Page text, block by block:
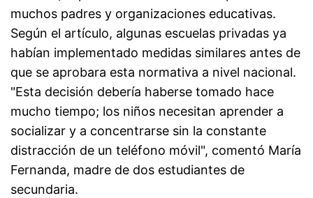
muchos padres y organizaciones educativas.
Según el artículo, algunas escuelas privadas ya
habían implementado medidas similares antes de
que se aprobara esta normativa a nivel nacional.
"Esta decisión debería haberse tomado hace
mucho tiempo; los niños necesitan aprender a
socializar y a concentrarse sin la constante
distracción de un teléfono móvil", comentó María
Fernanda, madre de dos estudiantes de
secundaria.